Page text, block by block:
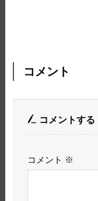
コメント
コメントする
コメント ※